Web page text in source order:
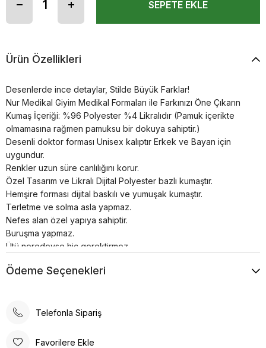
Ürün Özellikleri
Desenlerde ince detaylar, Stilde Büyük Farklar!
Nur Medikal Giyim Medikal Formaları ile Farkınızı Öne Çıkarın
Kumaş İçeriği: %96 Polyester %4 Likralıdır (Pamuk içerikte
olmamasına rağmen pamuksu bir dokuya sahiptir.)
Desenli doktor forması Unisex kalıptır Erkek ve Bayan için
uygundur.
Renkler uzun süre canlılığını korur.
Özel Tasarım ve Likralı Dijital Polyester bazlı kumaştır.
Hemşire forması dijital baskılı ve yumuşak kumaştır.
Terletme ve solma asla yapmaz.
Nefes alan özel yapıya sahiptir.
Buruşma yapmaz.
Ütü neredeyse hiç gerektirmez.
Ödeme Seçenekleri
Telefonla Sipariş
Favorilere Ekle